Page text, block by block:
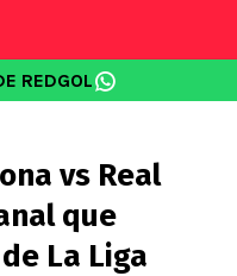
REDGOL
vs Real
que
La Liga